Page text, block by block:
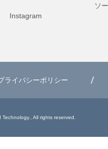
Instagram
ソ
ライバシーポリシー
All rights reserved.